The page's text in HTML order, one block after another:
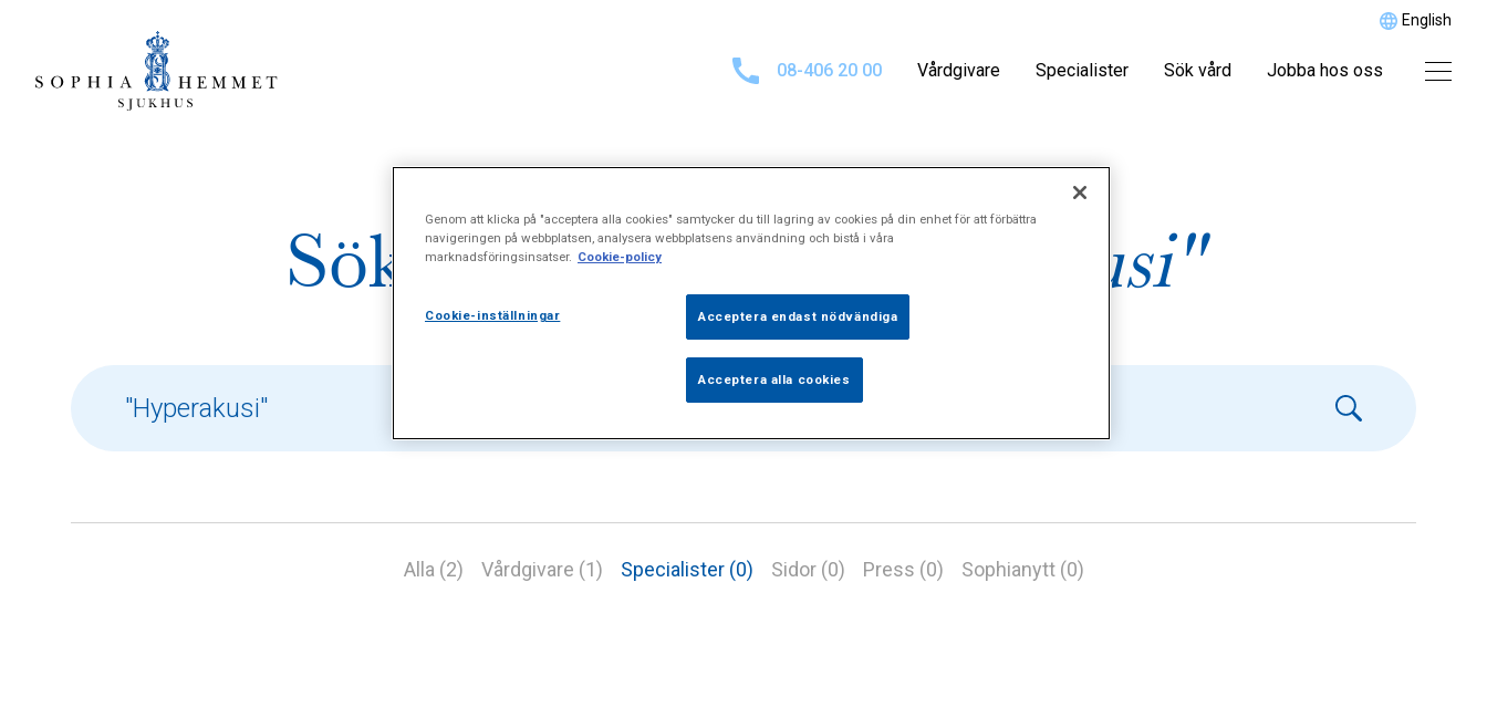
English
08-406 20 00 Vårdgivare Specialister Sök vård Jobba hos oss
Sökresultat för"Hyperakusi"
Alla (2) Vårdgivare (1) Specialister (0) Sidor (0) Press (0) Sophianytt (0)
Genom att klicka på "acceptera alla cookies" samtycker du till lagring av cookies på din enhet för att förbättra
navigeringen på webbplatsen, analysera webbplatsens användning och bistå i våra
marknadsföringsinsatser. Cookie-policy
Cookie-inställningar Acceptera endast nödvändiga
Acceptera alla cookies